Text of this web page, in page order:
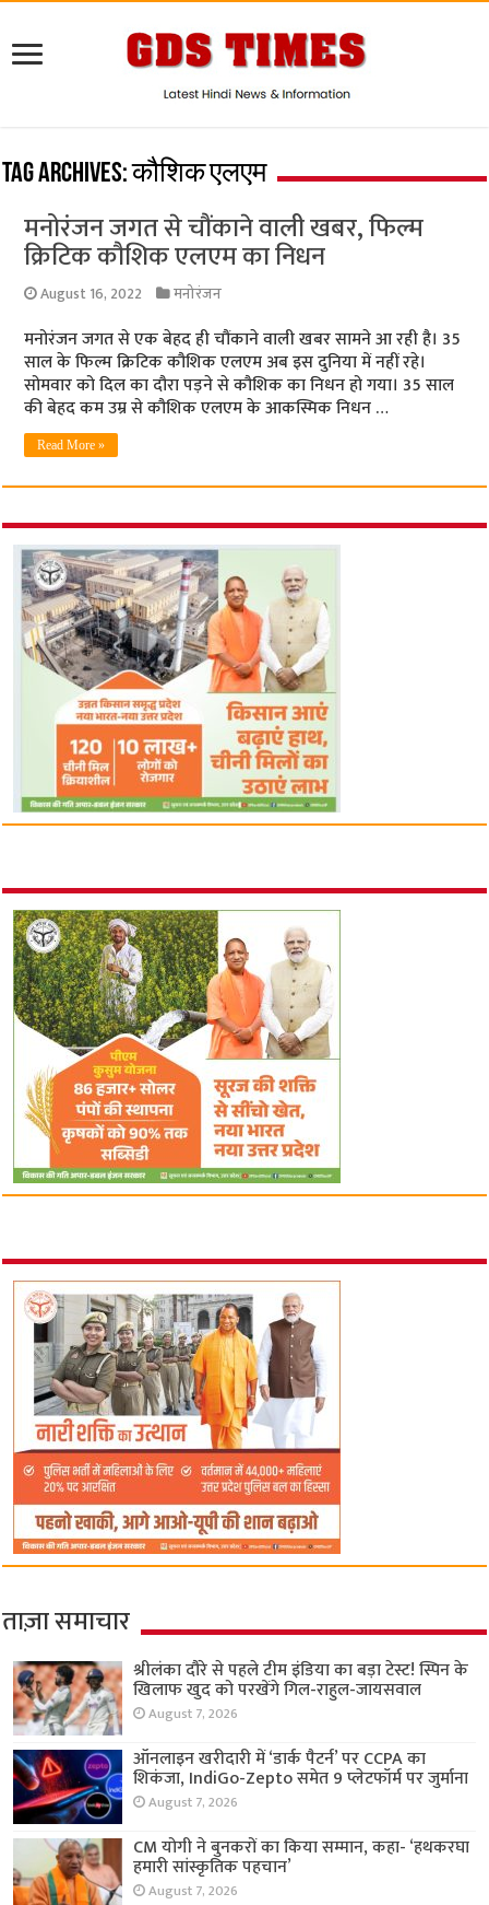
Tag Archives:कौशिक एलएम
मनोरंजन जगत से चौंकाने वाली खबर, फिल्म
क्रिटिक कौशिक एलएम का निधन
August 16, 2022 मनोरंजन
मनोरंजन जगत से एक बेहद ही चौंकाने वाली खबर सामने आ रही है। 35
साल के फिल्म क्रिटिक कौशिक एलएम अब इस दुनिया में नहीं रहे।
सोमवार को दिल का दौरा पड़ने से कौशिक का निधन हो गया। 35 साल
की बेहद कम उम्र से कौशिक एलएम के आकस्मिक निधन …
Read More »
ताज़ा समाचार
श्रीलंका दौरे से पहले टीम इंडिया का बड़ा टेस्ट! स्पिन के
खिलाफ खुद को परखेंगे गिल-राहुल-जायसवाल
August 7, 2026
ऑनलाइन खरीदारी में ‘डार्क पैटर्न’ पर CCPA का
शिकंजा, IndiGo-Zepto समेत 9 प्लेटफॉर्म पर जुर्माना
August 7, 2026
CM योगी ने बुनकरों का किया सम्मान, कहा- ‘हथकरघा
हमारी सांस्कृतिक पहचान’
August 7, 2026